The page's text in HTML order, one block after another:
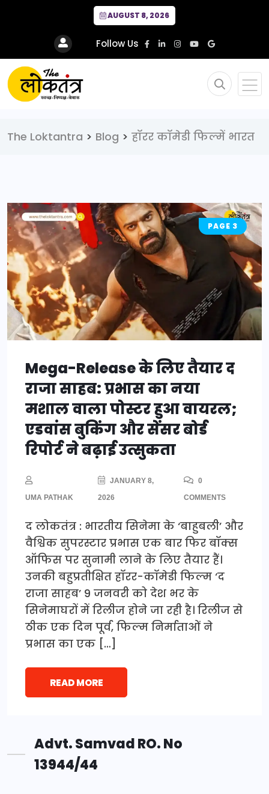
AUGUST 8, 2026
Follow Us
The Loktantra > Blog > हॉरर कॉमेडी फिल्में भारत
PAGE 3
Mega-Release के लिए तैयार द
राजा साहब: प्रभास का नया
मशाल वाला पोस्टर हुआ वायरल;
एडवांस बुकिंग और सेंसर बोर्ड
रिपोर्ट ने बढ़ाई उत्सुकता
UMA PATHAK
JANUARY 8,
2026
0
COMMENTS
द लोकतंत्र : भारतीय सिनेमा के ‘बाहुबली’ और
वैश्विक सुपरस्टार प्रभास एक बार फिर बॉक्स
ऑफिस पर सुनामी लाने के लिए तैयार हैं।
उनकी बहुप्रतीक्षित हॉरर-कॉमेडी फिल्म ‘द
राजा साहब’ 9 जनवरी को देश भर के
सिनेमाघरों में रिलीज होने जा रही है। रिलीज से
ठीक एक दिन पूर्व, फिल्म निर्माताओं ने
प्रभास का एक […]
READ MORE
Advt. Samvad RO. No
13944/44